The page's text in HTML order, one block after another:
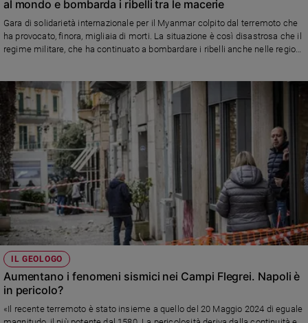
Privacy
siamo
Contatti
Pubblicità
Registrati
Redazione
Social
al mondo e bombarda i ribelli tra le macerie
Gara di solidarietà internazionale per il Myanmar colpito dal terremoto che
ha provocato, finora, migliaia di morti. La situazione è così disastrosa che il
regime militare, che ha continuato a bombardare i ribelli anche nelle regioni
più colpite, all’Agenzia Fides: «Stato assente, i soccorsi affidati alla buona
volontà della gente»
IL GEOLOGO
Aumentano i fenomeni sismici nei Campi Flegrei. Napoli è
in pericolo?
«Il recente terremoto è stato insieme a quello del 20 Maggio 2024 di eguale